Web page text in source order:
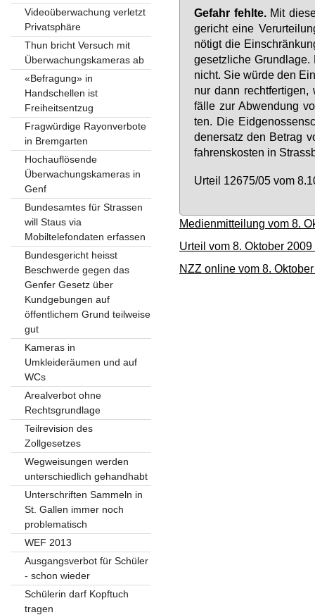
Ge­fahr fehl­te.Mit
ge­richt ei­ne
nö­tigt die
ge­setz­li­che
nicht. Sie wür­de den
nur dann
fäl­le zur Ab­wen­dung
ten. Die
den­er­satz den Be­trag
fah­rens­kos­ten in
Ur­teil 12675/05 vom
Medienmitteilung vom 8.
Urteil vom 8. Oktober
NZZ online vom 8.
Videoüberwachung verletzt
Privatsphäre
Thun bricht Versuch mit
Überwachungskameras ab
«Befragung» in
Handschellen ist
Freiheitsentzug
Fragwürdige Rayonverbote
in Bremgarten
Hochauflösende
Überwachungskameras in
Genf
Bundesamtes für Strassen
will Staus via
Mobiltelefondaten erfassen
Bundesgericht heisst
Beschwerde gegen das
Genfer Gesetz über
Kundgebungen auf
öffentlichem Grund teilweise
gut
Kameras in
Umkleideräumen und auf
WCs
Arealverbot ohne
Rechtsgrundlage
Teilrevision des
Zollgesetzes
Wegweisungen werden
unterschiedlich gehandhabt
Unterschriften Sammeln in
St. Gallen immer noch
problematisch
WEF 2013
Ausgangsverbot für Schüler
- schon wieder
Schülerin darf Kopftuch
tragen